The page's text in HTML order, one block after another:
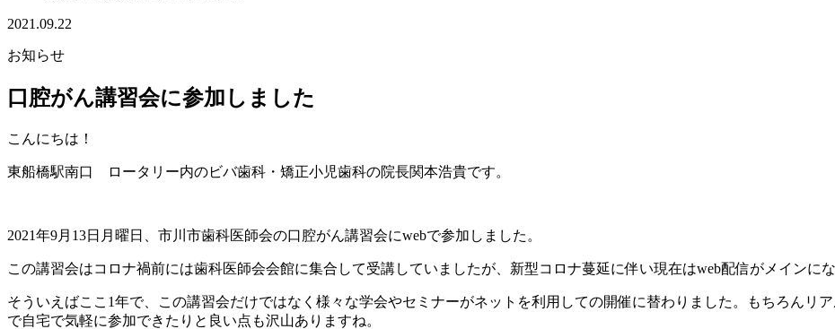
2021.09.22
お知らせ
口腔がん講習会に参加しました
こんにちは！
東船橋駅南口 ロータリー内のビバ歯科・矯正小児歯科の院長関本浩貴です。
2021年9月 13日月曜日、市川市歯科医師会の口腔がん講習会にwebで参加しました。
この講習会はコロナ禍前には歯科医師会会館に集合して受講していましたが、新型コロナ蔓延に伴い現在はweb配信がメインに
そういえばここ 1年で、この講習会だけではなく様々な学会やセミナーがネットを利用しての開催に替わりました。もちろんリア
で自宅で気軽に参加できたりと良い点も沢山ありますね。